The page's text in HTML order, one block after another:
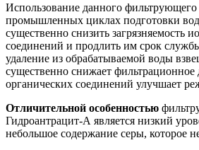
Использование данного фильтрующего
промышленных циклах подготовки
существенно снизить загрязняемость
соединений и продлить им срок
удаление из обрабатываемой воды
существенно снижает фильтрационное
органических соединений улучшает
Отличительной особенностью
Гидроантрацит-А является низкий
небольшое содержание серы, которое